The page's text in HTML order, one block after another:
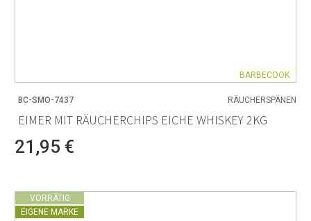
BARBECOOK
BC-SMO-7437 RÄUCHERSPÄNEN
EIMER MIT RÄUCHERCHIPS EICHE WHISKEY 2KG
21,95 €
VORRÄTIG
EIGENE MARKE